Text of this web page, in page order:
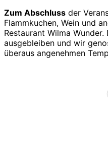
Zum Abschluss der
Flammkuchen, Wein und
Restaurant Wilma
ausgebleiben und wir
überaus angenehmen